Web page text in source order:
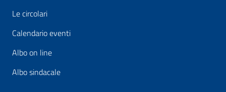
Le circolari
Calendario eventi
Albo on line
Albo sindacale